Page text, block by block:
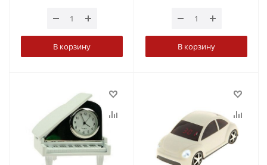
В корзину В корзину